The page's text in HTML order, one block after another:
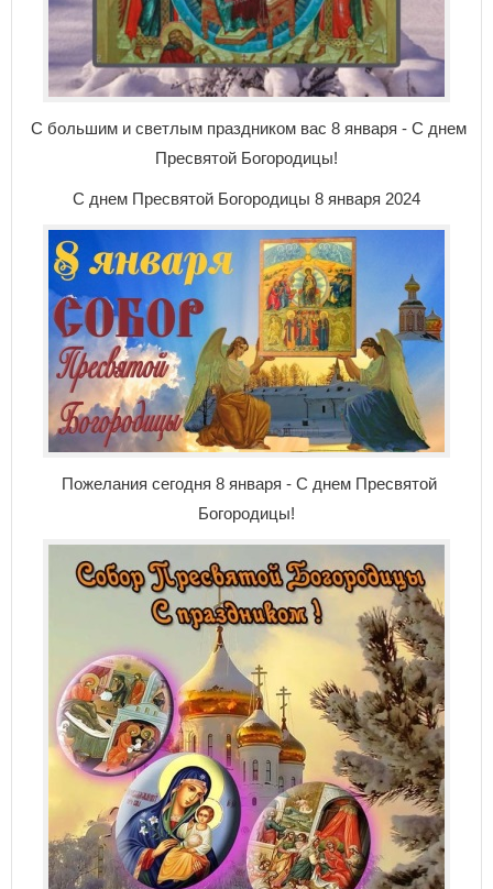
С большим и светлым праздником вас 8 января - С днем
Пресвятой Богородицы!
С днем Пресвятой Богородицы 8 января 2024
Пожелания сегодня 8 января - С днем Пресвятой
Богородицы!